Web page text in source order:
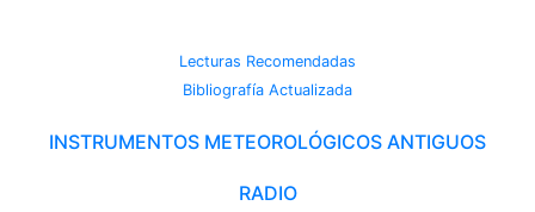
Lecturas Recomendadas
Bibliografía Actualizada
INSTRUMENTOS METEOROLÓGICOS ANTIGUOS
RADIO